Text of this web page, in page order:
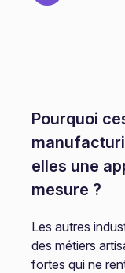
Pourquoi
elles une
mesure ?
Les autres
des métiers
fortes qui ne